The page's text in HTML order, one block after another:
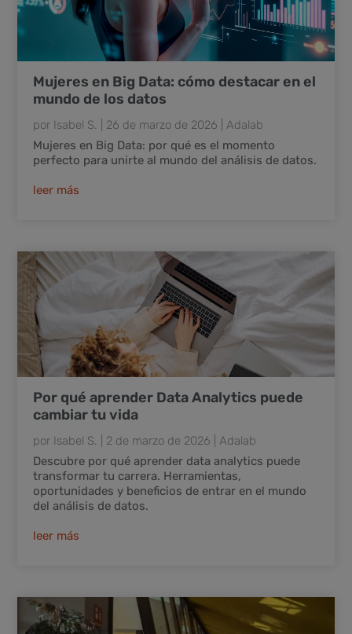
Mujeres en Big Data: cómo destacar en el
mundo de los datos
por Isabel S. 26 de marzo de 2026 |Adalab
Mujeres en Big Data: por qué es el momento
perfecto para unirte al mundo del análisis de datos.
leer más
Por qué aprender Data Analytics puede
cambiar tu vida
por Isabel S. 2 de marzo de 2026 |Adalab
Descubre por qué aprender data analytics puede
transformar tu carrera. Herramientas,
oportunidades y beneficios de entrar en el mundo
del análisis de datos.
leer más